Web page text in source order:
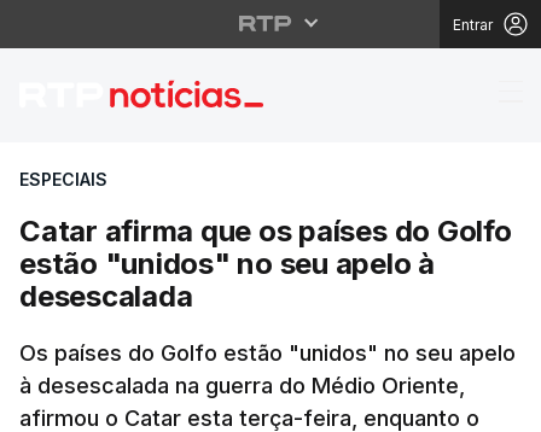
Entrar
Catar afirma que os
ESPECIAIS
Catar afirma que os países do Golfo
estão "unidos" no seu apelo à
desescalada
Os países do Golfo estão "unidos" no seu apelo
à desescalada na guerra do Médio Oriente,
afirmou o Catar esta terça-feira, enquanto o